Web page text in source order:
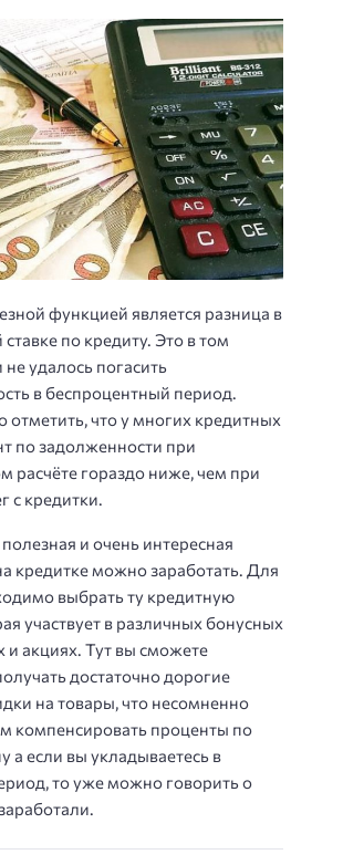
функцией является разница в
по кредиту. Это в том
не удалось погасить
в беспроцентный период.
отметить, что у многих кредитных
по задолженности при
расчёте гораздо ниже, чем при
с кредитки.
полезная и очень интересная
кредитке можно заработать. Для
выбрать ту кредитную
участвует в различных бонусных
и акциях. Тут вы сможете
достаточно дорогие
на товары, что несомненно
компенсировать проценты по
а если вы укладываетесь в
то уже можно говорить о